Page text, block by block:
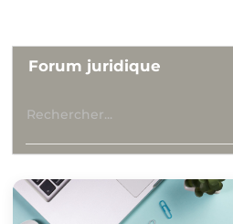
Forum juridique